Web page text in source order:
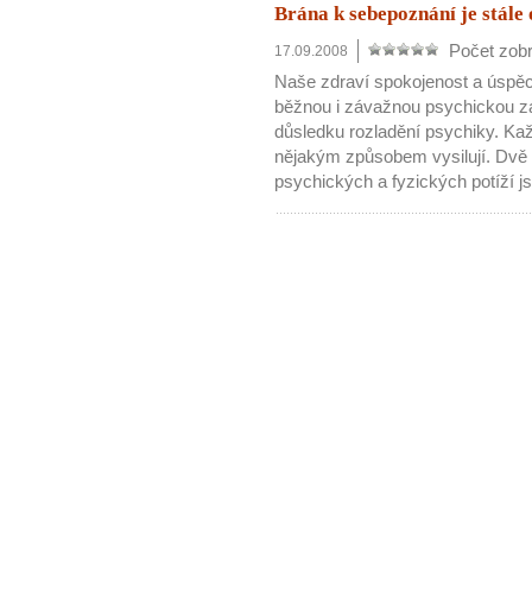
Brána k sebepoznání je stále
17.09.2008
Počet
Naše zdraví spokojenost a
běžnou i závažnou psychickou
důsledku rozladění psychiky.
nějakým způsobem vysilují.
psychických a fyzických potíží